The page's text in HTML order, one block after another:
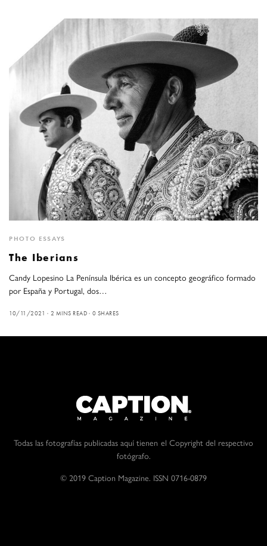
PHOTO ESSAYS
The Iberians
Candy Lopesino La Península Ibérica es un concepto geográfico formado
por España y Portugal, dos…
10/11/2021 2 MINS READ 0 SHARES
Todas las fotografías publicadas aquí tienen el Copyright del respectivo
fotógrafo.
© 2019 Caption Magazine. ISSN 0716-0879